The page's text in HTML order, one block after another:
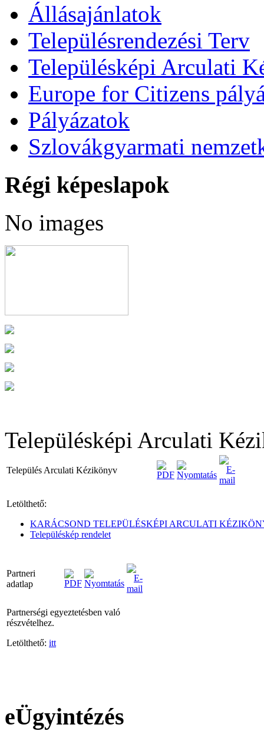
Állásajánlatok
Településrendezési Terv
Településképi Arculati
Europe for Citizens
Pályázatok
Szlovákgyarmati
Régi képeslapok
No images
Településképi Arculati
Település Arculati Kézikönyv
Letölthető:
KARÁCSOND TELEPÜLÉSKÉPI ARCULATI
Településkép rendelet
Partneri
adatlap
Partnerségi egyeztetésben való
részvételhez.
Letölthető: itt
eÜgyintézés